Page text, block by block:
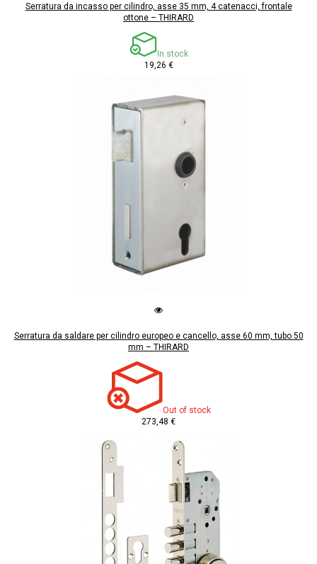
Serratura da incasso per cilindro, asse 35 mm, 4 catenacci, frontale
ottone – THIRARD
In stock
19,26 €
Serratura da saldare per cilindro europeo e cancello, asse 60 mm, tubo 50
mm – THIRARD
Out of stock
273,48 €